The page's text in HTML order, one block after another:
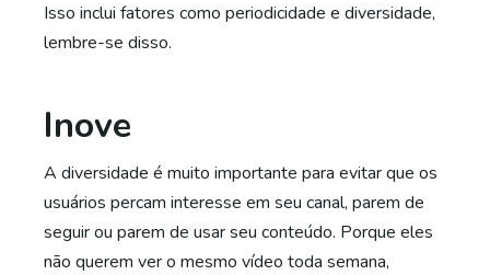
Isso inclui fatores como periodicidade e diversidade,
lembre-se disso.
Inove
A diversidade é muito importante para evitar que os
usuários percam interesse em seu canal, parem de
seguir ou parem de usar seu conteúdo. Porque eles
não querem ver o mesmo vídeo toda semana,